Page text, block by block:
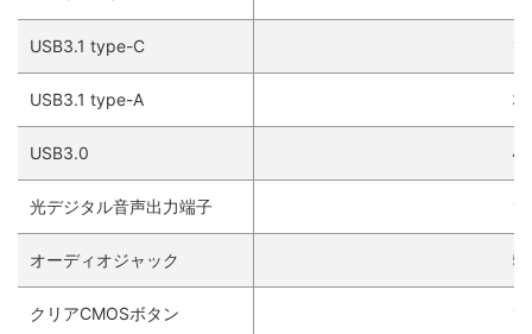
USB3.1 type-C
USB3.1 type-A 3
USB3.0 4
光デジタル音声出力端子
オーディオジャック 5
クリアCMOSボタン